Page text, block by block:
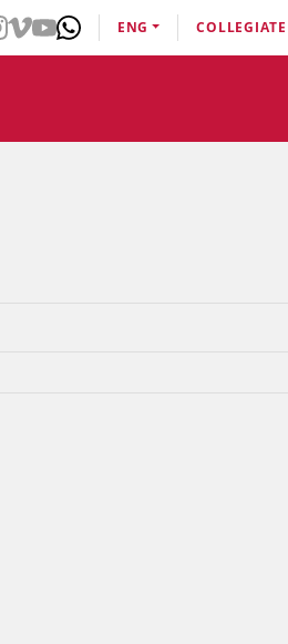
ENG COLLEGIATE